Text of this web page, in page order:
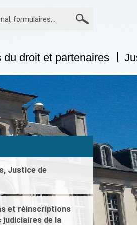
dailymotion
du droit et partenaires
Justice de
et réinscriptions
judiciaires de la